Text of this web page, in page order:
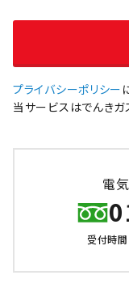
プライバシーポリシー
当サービスはでんきガ
電
受付時間